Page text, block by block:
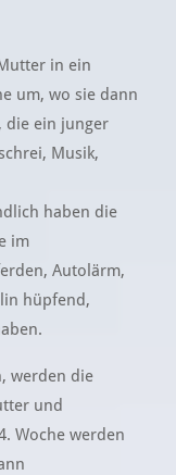
in ein
um, wo sie dann
die ein junger
Musik,
haben die
im
Autolärm,
hüpfend,
werden die
und
Woche werden